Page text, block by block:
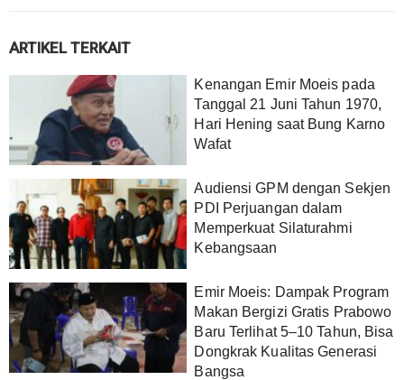
ARTIKEL TERKAIT
Kenangan Emir Moeis pada
Tanggal 21 Juni Tahun 1970,
Hari Hening saat Bung Karno
Wafat
Audiensi GPM dengan Sekjen
PDI Perjuangan dalam
Memperkuat Silaturahmi
Kebangsaan
Emir Moeis: Dampak Program
Makan Bergizi Gratis Prabowo
Baru Terlihat 5–10 Tahun, Bisa
Dongkrak Kualitas Generasi
Bangsa